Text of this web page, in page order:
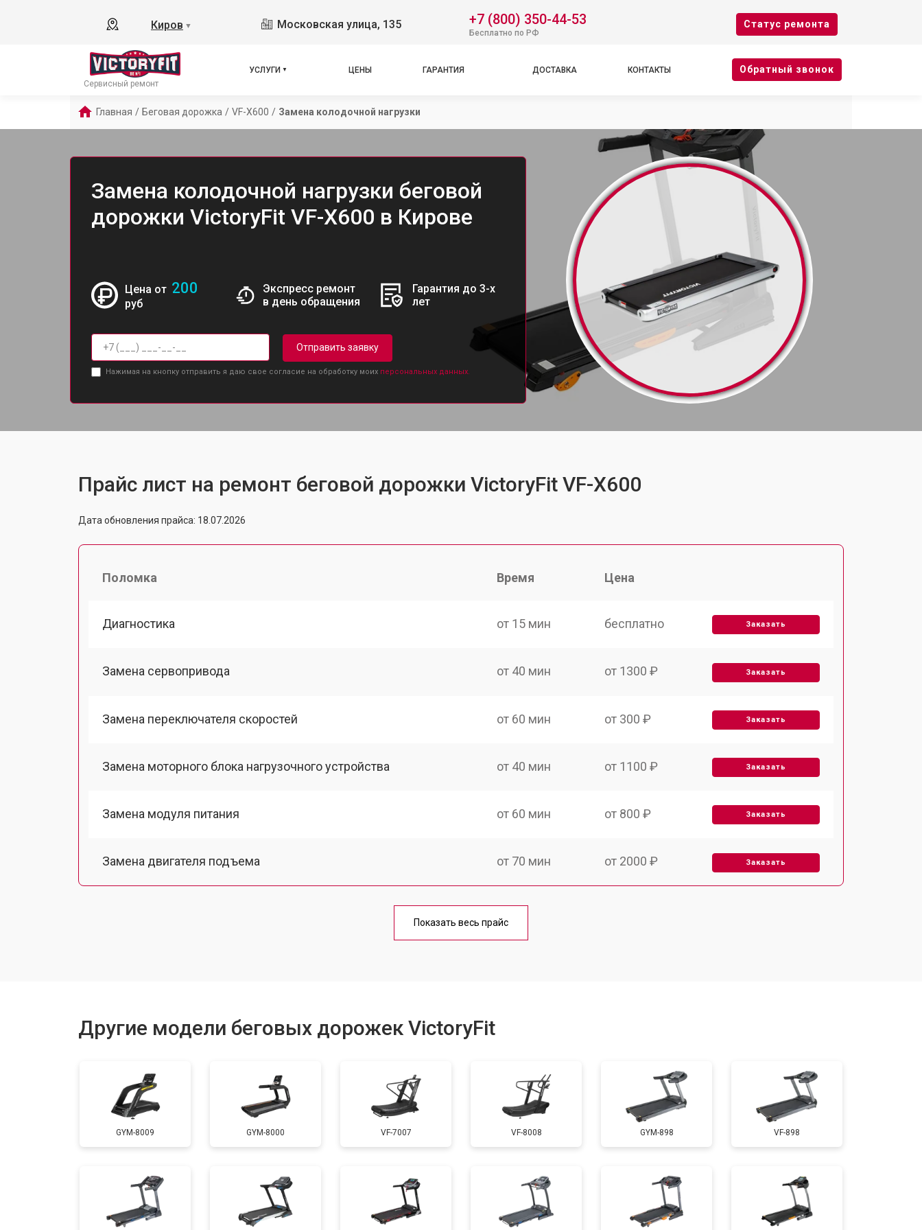
Киров ▼ Московская улица, 135 +7 (800) 350-44-53
Бесплатно по РФ
Cтатус ремонта
Сервисный ремонт
УСЛУГИ ЦЕНЫ ГАРАНТИЯ ДОСТАВКА КОНТАКТЫ Oбратный звонок
Главная / Беговая дорожка / VF-X600 / Замена колодочной нагрузки
Замена колодочной нагрузки беговой
дорожки VictoryFit VF-X600 в Кирове
Цена от 200
руб
Экспресс ремонт
в день обращения
Гарантия до 3-х
лет
Отправить заявку
Нажимая на кнопку отправить я даю свое согласие на обработку моих персональных данных.
Прайс лист на ремонт беговой дорожки VictoryFit VF-X600
Дата обновления прайса: 18.07.2026
Поломка Время Цена
Диагностика от 15 мин бесплатно Заказать
Замена сервопривода от 40 мин от 1300 ₽ Заказать
Замена переключателя скоростей от 60 мин от 300 ₽ Заказать
Замена моторного блока нагрузочного устройства от 40 мин от 1100 ₽ Заказать
Замена модуля питания от 60 мин от 800 ₽ Заказать
Замена двигателя подъема от 70 мин от 2000 ₽ Заказать
от 40 мин
Замена основного двигателя от 50 мин от 1500 ₽ Заказать
Обслуживание от 60 мин от 1000 ₽ Заказать
Замена платы управления от 40 мин
Показать весь прайс
Другие модели беговых дорожек VictoryFit
GYM-8009 GYM-8000 VF-7007 VF-8008 GYM-898 VF-898